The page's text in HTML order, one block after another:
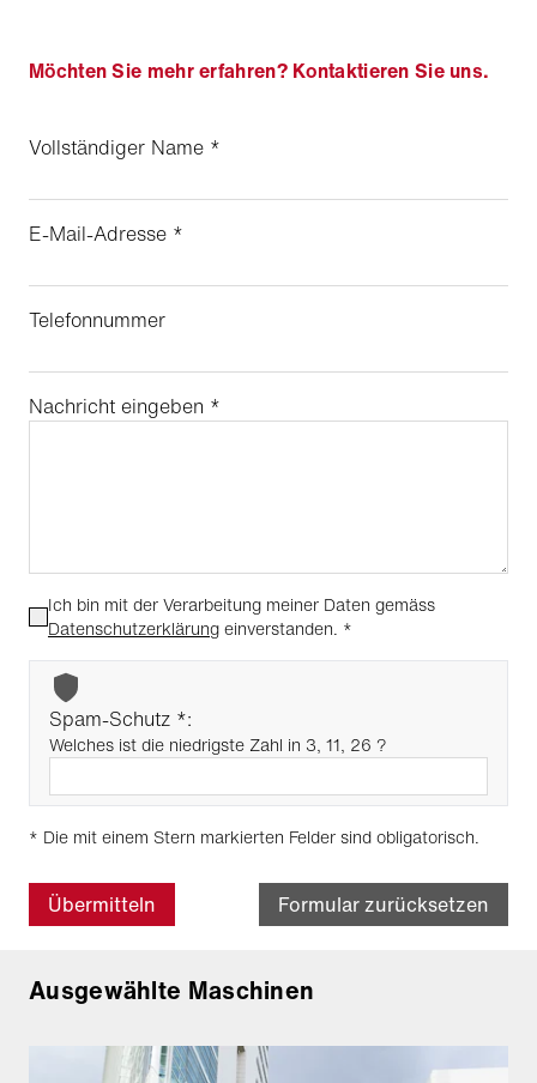
Möchten Sie mehr erfahren? Kontaktieren Sie uns.
Vollständiger Name *
E-Mail-Adresse *
Telefonnummer
Nachricht eingeben *
Ich bin mit der Verarbeitung meiner Daten gemäss
Datenschutzerklärungeinverstanden. *
Spam-Schutz *:
Welches ist die niedrigste Zahl in 3, 11, 26 ?
* Die mit einem Stern markierten Felder sind obligatorisch.
Übermitteln Formular zurücksetzen
Ausgewählte Maschinen